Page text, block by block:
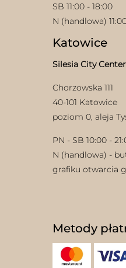
SB 11:00 - 18:00
N (handlowa)
Katowice
Silesia City Center
Chorzowska 111
40-101 Katowice
poziom 0, aleja
PN - SB 10:00 -
N (handlowa) -
grafiku
Metody